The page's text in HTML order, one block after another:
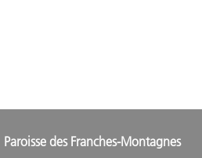
Paroisse des Franches-Montagnes